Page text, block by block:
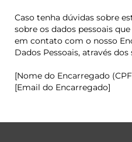
Caso tenha dúvidas sobre
sobre os dados pessoais
em contato com o nosso
Dados Pessoais, através
[Nome do Encarregado
[Email do Encarregado]